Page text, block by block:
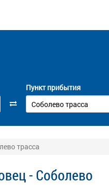
Пункт прибытия
трасса
- Соболево